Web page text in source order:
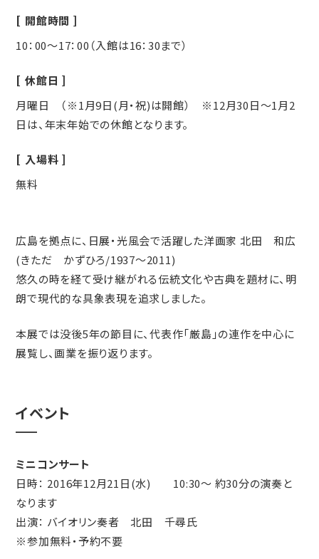
開館時間
10：00～17：00（入館は16：30まで）
休館日
月曜日 （※1月9日(月・祝)は開館） ※12月30日～1月2
日は、年末年始での休館となります。
入場料
無料
広島を拠点に、日展・光風会で活躍した洋画家 北田 和広
(きただ かずひろ/1937～2011)
悠久の時を経て受け継がれる伝統文化や古典を題材に、明
朗で現代的な具象表現を追求しました。
本展では没後5年の節目に、代表作「厳島」の連作を中心に
展覧し、画業を振り返ります。
イベント
ミニコンサート
日時： 2016年12月21日(水) 10:30～ 約30分の演奏と
なります
出演： バイオリン奏者 北田 千尋氏
※参加無料・予約不要